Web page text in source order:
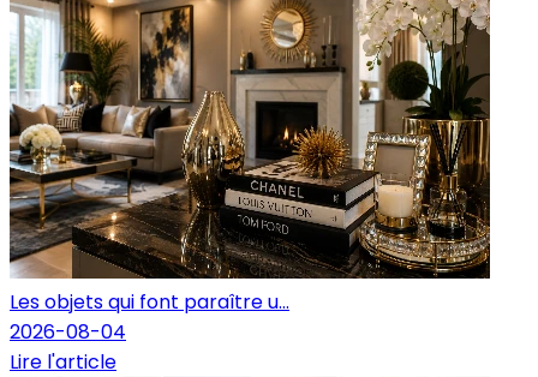
Les objets qui font paraître u...
2026-08-04
Lire l'article